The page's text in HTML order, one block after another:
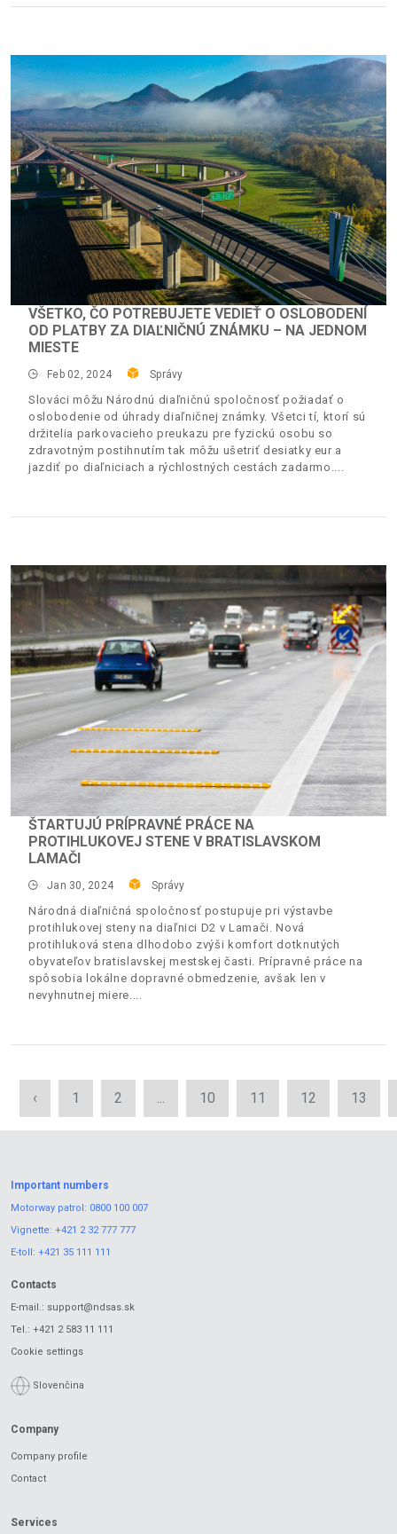
VŠETKO, ČO POTREBUJETE VEDIEŤ O OSLOBODENÍ
OD PLATBY ZA DIAĽNIČNÚ ZNÁMKU – NA JEDNOM
MIESTE
Feb 02, 2024 Správy
Slováci môžu Národnú diaľničnú spoločnosť požiadať o
oslobodenie od úhrady diaľničnej známky. Všetci tí, ktorí sú
držitelia parkovacieho preukazu pre fyzickú osobu so
zdravotným postihnutím tak môžu ušetriť desiatky eur a
jazdiť po diaľniciach a rýchlostných cestách zadarmo.
ŠTARTUJÚ PRÍPRAVNÉ PRÁCE NA
PROTIHLUKOVEJ STENE V BRATISLAVSKOM
LAMAČI
Jan 30, 2024 Správy
Národná diaľničná spoločnosť postupuje pri výstavbe
protihlukovej steny na diaľnici D2 v Lamači. Nová
protihluková stena dlhodobo zvýši komfort dotknutých
obyvateľov bratislavskej mestskej časti. Prípravné práce na
spôsobia lokálne dopravné obmedzenie, avšak len v
nevyhnutnej miere.
‹ 1 2 ... 10 11 12 13
Important numbers
Motorway patrol: 0800 100 007
Vignette: +421 2 32 777 777
E-toll: +421 35 111 111
Contacts
E-mail.: support@ndsas.sk
Tel.: +421 2 583 11 111
Cookie settings
Slovenčina
Company
Company profile
Contact
Services